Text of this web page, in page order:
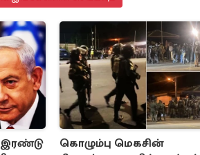
கொழும்பு மெகசின்